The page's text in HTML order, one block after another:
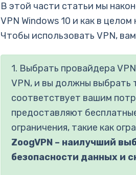
В этой части статьи мы
VPN Windows 10 и как в целом
Чтобы использовать VPN,
1. Выбрать провайдера
VPN, и вы должны выбрать
соответствует вашим
предоставляют
ограничения, такие как
ZoogVPN – наилучший
безопасности данных и